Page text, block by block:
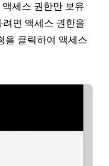
액세스 권한만 보유
면 액세스 권한을
을 클릭하여 액세스